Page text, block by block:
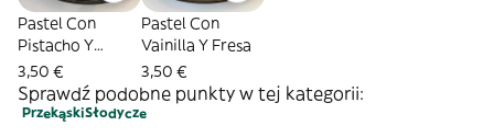
Pastel Con
Pistacho Y
Nueces
3,50 €
Pastel Con
Vainilla Y Fresa
3,50 €
Sprawdź podobne punkty w tej kategorii:
PrzekąskiSłodycze